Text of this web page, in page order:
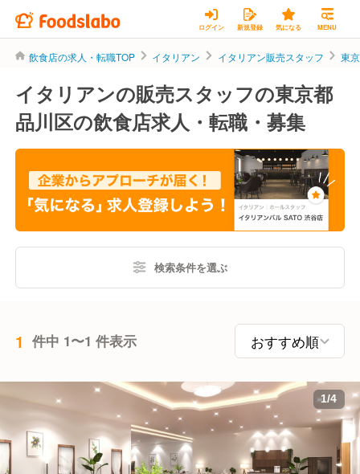
ログイン 新規登録 気になる MENU
飲食店の求人・転職TOP イタリアン イタリアン販売スタッフ 東
イタリアンの販売スタッフの東京都
品川区の飲食店求人・転職・募集
検索条件を選ぶ
1 件中 1〜1 件表示
1/4